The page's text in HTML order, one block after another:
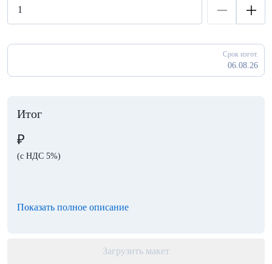
Срок изгот.
06.08.26
Итог
₽
(с НДС 5%)
Показать полное описание
Загрузить макет